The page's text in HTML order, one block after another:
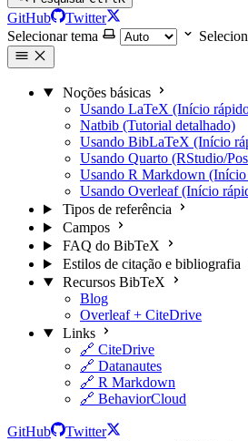
GitHub
Twitter
Selecionar tema
Noções básicas
Usando LaTeX (Início
Natbib (Tutorial detalhado)
Usando BibLaTeX (Início
Usando Quarto (RStudio/
Usando R Markdown
Usando Overleaf (Início
Tipos de referência
Campos
FAQ do BibTeX
Estilos de citação e bibliografia
Recursos BibTeX
Blog
Overleaf + CiteDrive
Links
🔗 CiteDrive
🔗 Datanautes
🔗 R Markdown
🔗 BehaviorCloud
GitHub
Twitter